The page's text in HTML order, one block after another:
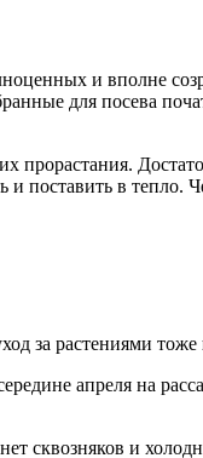
и вполне
для посева
прорастания.
поставить в тепло.
за растениями тоже
апреля на
сквозняков и